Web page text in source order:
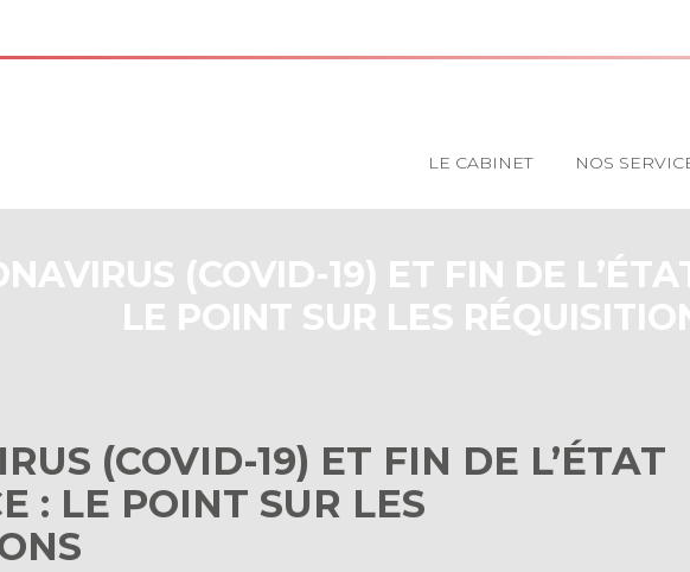
Principal
LE CABINET NOS
(COVID-19) ET FIN DE
LE POINT SUR LES
(COVID-19) ET FIN DE L’ÉTAT
: LE POINT SUR LES